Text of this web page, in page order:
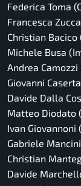
Federica Toma
Francesca
Christian Bacico
Michele Busa
Andrea
Giovanni
Davide Dalla
Matteo Diodato
Ivan
Gabriele
Christian
Davide